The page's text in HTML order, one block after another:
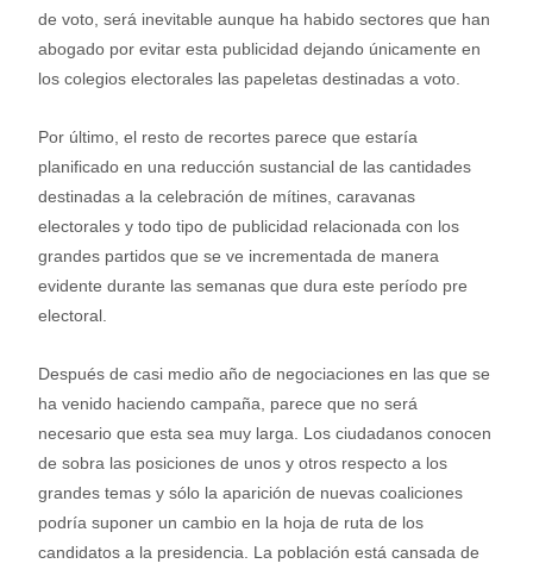
de voto, será inevitable aunque ha habido sectores que han
abogado por evitar esta publicidad dejando únicamente en
los colegios electorales las papeletas destinadas a voto.
Por último, el resto de recortes parece que estaría
planificado en una reducción sustancial de las cantidades
destinadas a la celebración de mítines, caravanas
electorales y todo tipo de publicidad relacionada con los
grandes partidos que se ve incrementada de manera
evidente durante las semanas que dura este período pre
electoral.
Después de casi medio año de negociaciones en las que se
ha venido haciendo campaña, parece que no será
necesario que esta sea muy larga. Los ciudadanos conocen
de sobra las posiciones de unos y otros respecto a los
grandes temas y sólo la aparición de nuevas coaliciones
podría suponer un cambio en la hoja de ruta de los
candidatos a la presidencia. La población está cansada de